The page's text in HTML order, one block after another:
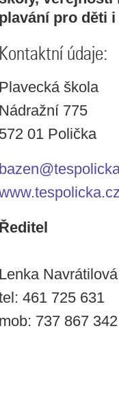
plavání pro děti
Kontaktní údaje:
Plavecká škola
Nádražní 775
572 01 Polička
Ředitel
Lenka Navrátilová
461 725 631
mob: 737 867 342